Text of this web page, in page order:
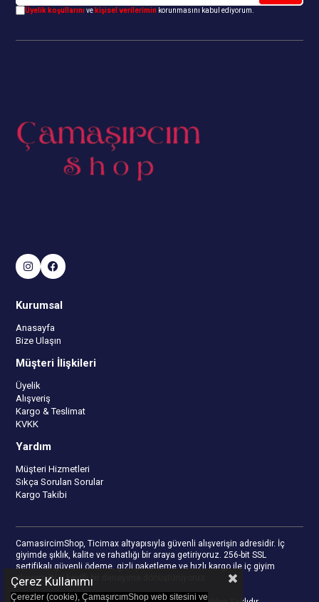
Üyelik koşullarınıve kişisel verilerimin korunmasını kabul ediyorum.
Kurumsal
Anasayfa
Bize Ulaşın
Müşteri İlişkileri
Üyelik
Alışveriş
Kargo & Teslimat
KVKK
Yardım
Müşteri Hizmetleri
Sıkça Sorulan Sorular
Kargo Takibi
CamasircimShop, Ticimax altyapısıyla güvenli alışverişin adresidir. İç
giyimde şıklık, kalite ve rahatlığı bir araya getiriyoruz. 256-bit SSL
sertifikalı güvenli ödeme, gizli paketleme ve hızlı kargo ile iç giyim
alışverişinizi keyifli bir deneyime dönüştürüyoruz.
Çerez Kullanımı
Çerezler (cookie), ÇamaşırcımShop web sitesini ve